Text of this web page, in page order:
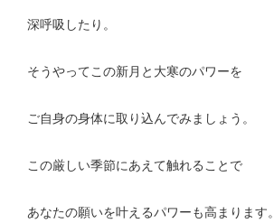
深呼吸したり。
そうやってこの新月と大寒のパワーを
ご自身の身体に取り込んでみましょう。
この厳しい季節にあえて触れることで
あなたの願いを叶えるパワーも高まります。